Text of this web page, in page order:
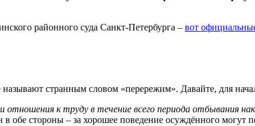
районного суда Санкт-Петербурга – вот
странным словом «перережим». Давайте, для
отношения к труду в течение всего периода отбывания
обе стороны – за хорошее поведение осуждённого